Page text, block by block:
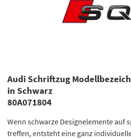
Audi Schriftzug
in Schwarz
80A071804
Wenn schwarze Designelemente auf
treffen, entsteht eine ganz